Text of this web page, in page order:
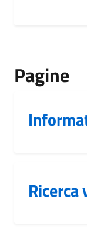
Pagine
Ricerca